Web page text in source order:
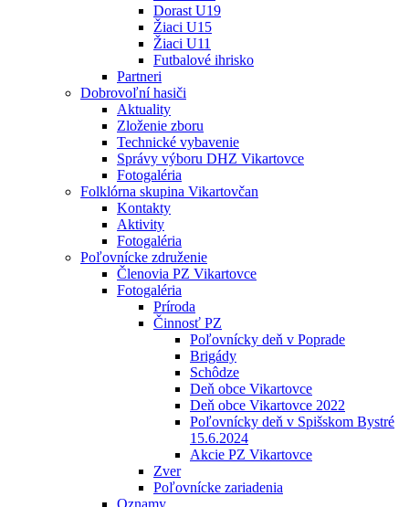
Dorast U19
Žiaci U15
Žiaci U11
Futbalové ihrisko
Partneri
Dobrovoľní hasiči
Aktuality
Zloženie zboru
Technické vybavenie
Správy výboru DHZ Vikartovce
Fotogaléria
Folklórna skupina Vikartovčan
Kontakty
Aktivity
Fotogaléria
Poľovnícke združenie
Členovia PZ Vikartovce
Fotogaléria
Príroda
Činnosť PZ
Poľovnícky deň v Poprade
Brigády
Schôdze
Deň obce Vikartovce
Deň obce Vikartovce 2022
Poľovnícky deň v Spišskom Bystré
15.6.2024
Akcie PZ Vikartovce
Zver
Poľovnícke zariadenia
Oznamy